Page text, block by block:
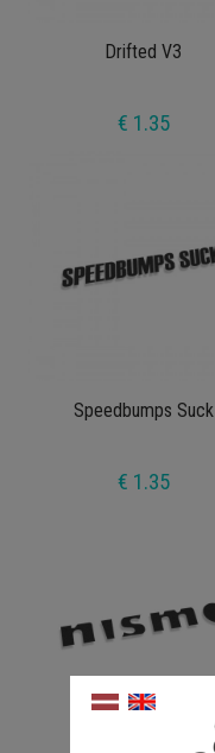
Drifted V3
€ 1.35
Speedbumps Suck
€ 1.35